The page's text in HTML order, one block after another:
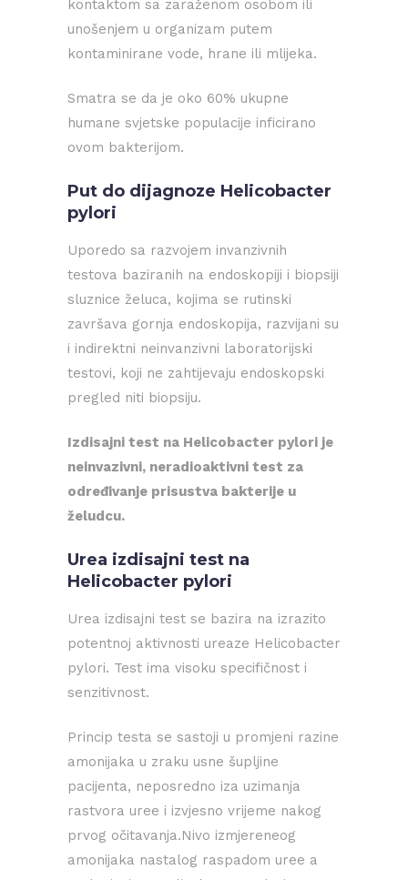
kontaktom sa zaraženom osobom ili
unošenjem u organizam putem
kontaminirane vode, hrane ili mlijeka.
Smatra se da je oko 60% ukupne
humane svjetske populacije inficirano
ovom bakterijom.
Put do dijagnoze Helicobacter
pylori
Uporedo sa razvojem invanzivnih
testova baziranih na endoskopiji i biopsiji
sluznice želuca, kojima se rutinski
završava gornja endoskopija, razvijani su
i indirektni neinvanzivni laboratorijski
testovi, koji ne zahtijevaju endoskopski
pregled niti biopsiju.
Izdisajni test na Helicobacter pylori je
neinvazivni, neradioaktivni test za
određivanje prisustva bakterije u
želudcu.
Urea izdisajni test na
Helicobacter pylori
Urea izdisajni test se bazira na izrazito
potentnoj aktivnosti ureaze Helicobacter
pylori. Test ima visoku specifičnost i
senzitivnost.
Princip testa se sastoji u promjeni razine
amonijaka u zraku usne šupljine
pacijenta, neposredno iza uzimanja
rastvora uree i izvjesno vrijeme nakog
prvog očitavanja.Nivo izmjereneog
amonijaka nastalog raspadom uree a